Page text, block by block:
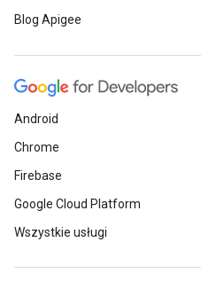
Blog Apigee
Android
Chrome
Firebase
Google Cloud Platform
Wszystkie usługi